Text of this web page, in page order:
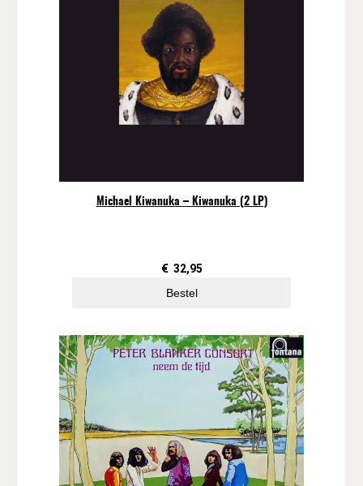
n
g
l
e
a
a
n
Michael Kiwanuka – Kiwanuka (2 LP)
€ 32,95
Bestel